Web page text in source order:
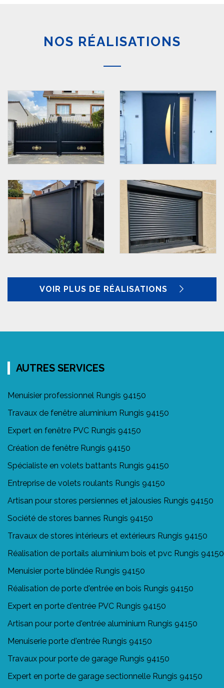
NOS RÉALISATIONS
VOIR PLUS DE RÉALISATIONS
AUTRES SERVICES
Menuisier professionnel Rungis 94150
Travaux de fenêtre aluminium Rungis 94150
Expert en fenêtre PVC Rungis 94150
Création de fenêtre Rungis 94150
Spécialiste en volets battants Rungis 94150
Entreprise de volets roulants Rungis 94150
Artisan pour stores persiennes et jalousies Rungis 94150
Société de stores bannes Rungis 94150
Travaux de stores intérieurs et extérieurs Rungis 94150
Réalisation de portails aluminium bois et pvc Rungis 94150
Menuisier porte blindée Rungis 94150
Réalisation de porte d'entrée en bois Rungis 94150
Expert en porte d'entrée PVC Rungis 94150
Artisan pour porte d'entrée aluminium Rungis 94150
Menuiserie porte d'entrée Rungis 94150
Travaux pour porte de garage Rungis 94150
Expert en porte de garage sectionnelle Rungis 94150